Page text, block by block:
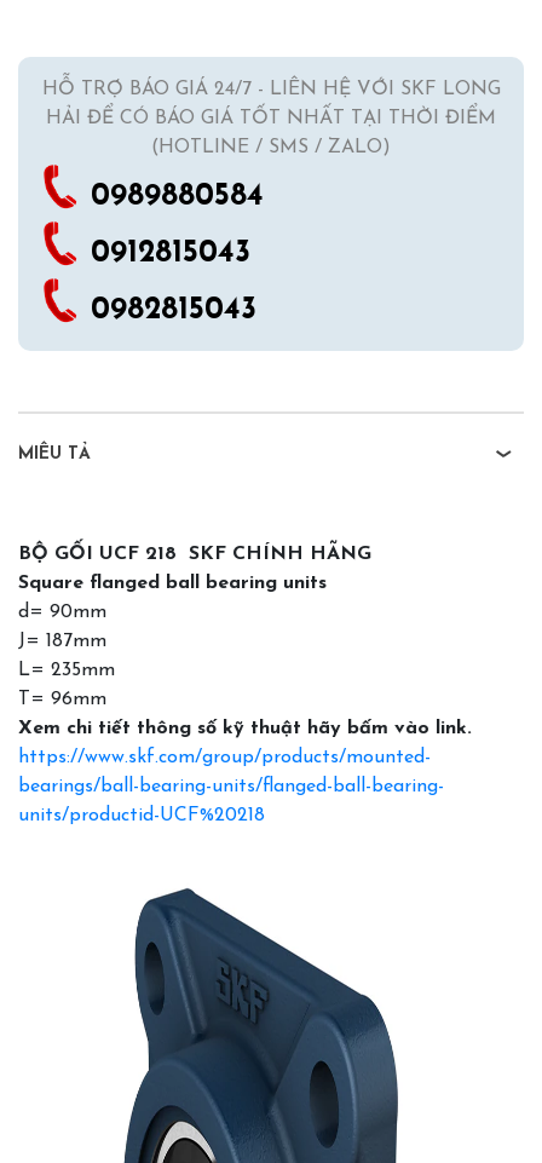
HỖ TRỢ BÁO GIÁ 24/7 - LIÊN HỆ VỚI SKF LONG
HẢI ĐỂ CÓ BÁO GIÁ TỐT NHẤT TẠI THỜI ĐIỂM
(HOTLINE / SMS / ZALO)
0989880584
0912815043
0982815043
MIÊU TẢ
BỘ GỐI UCF 218 SKF CHÍNH HÃNG
Square flanged ball bearing units
d= 90mm
J= 187mm
L= 235mm
T= 96mm
Xem chi tiết thông số kỹ thuật hãy bấm vào link.
https://www.skf.com/group/products/mounted-
bearings/ball-bearing-units/flanged-ball-bearing-
units/productid-UCF%20218